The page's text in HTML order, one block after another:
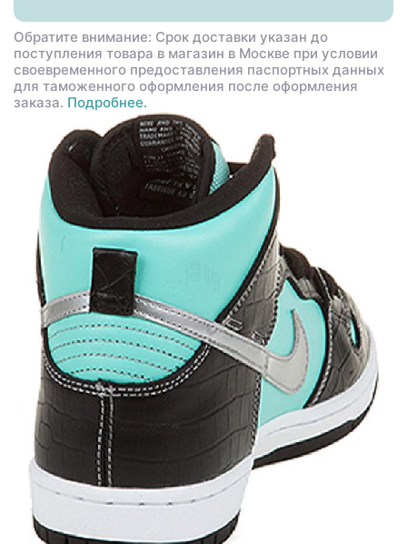
Обратите внимание: Срок доставки указан до
поступления товара в магазин в Москве при условии
своевременного предоставления паспортных данных
для таможенного оформления после оформления
заказа. Подробнее.